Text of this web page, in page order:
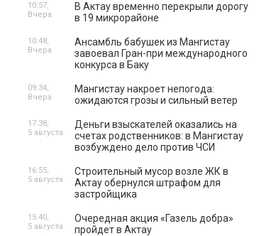
В Актау временно перекрыли дорогу
в 19 микрорайоне
10:57,
Вчера
Ансамбль бабушек из Мангистау
завоевал Гран-при международного
конкурса в Баку
10:48,
Вчера
Мангистау накроет непогода:
ожидаются грозы и сильный ветер
09:34,
Вчера
Деньги взыскателей оказались на
счетах родственников: в Мангистау
возбуждено дело против ЧСИ
17:38,
5 августа
Строительный мусор возле ЖК в
Актау обернулся штрафом для
застройщика
16:55,
5 августа
Очередная акция «Газель добра»
пройдет в Актау
15:40,
5 августа